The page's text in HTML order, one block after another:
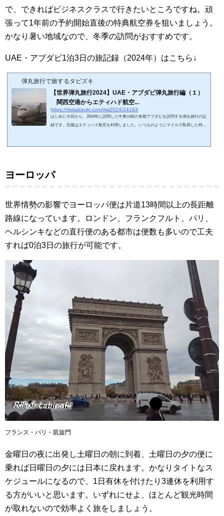
で、できればビジネスクラスで行きたいところですね。頑
張って1年前の予約開始直後の特典航空券を狙いましょう。
かなり暑い地域なので、冬季の訪問がおすすめです。
UAE・アブダビ1泊3日の旅記録（2024年）はこちら↓
弾丸旅行で旅するタビズキ
【世界弾丸旅行2024】UAE・アブダビ弾丸旅行編（１）
関西空港からエティハド航空...
https://rtwtabizuki.com/rtw2024/24163
はじめに今回から、2024年に訪問した中東UAEの首都アブダビを訪問する弾丸旅行の記
録です。往復はエティハド航空を利用しました。いつものようにマイルで取得した特典
ヨーロッパ
世界情勢の影響でヨーロッパ便は片道13時間以上の長距離
路線になっています。ロンドン、フランクフルト、パリ、
ヘルシンキなどの直行便のある都市は便数も多いので工夫
すれば0泊3日の旅行が可能です。
フランス・パリ・凱旋門
金曜日の夜に出発し土曜日の朝に到着、土曜日の夕の便に
乗れば日曜日の夕には日本に戻れます。かなりタイトなス
ケジュールになるので、1日有休を付けたり3連休を利用す
る方がいいと思います。いずれにせよ、ほとんど観光時間
が取れないので効率よく旅をしましょう。